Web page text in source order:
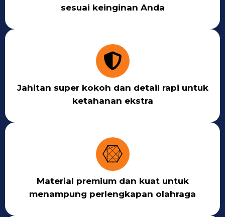
sesuai keinginan Anda
Jahitan super kokoh dan detail rapi untuk
ketahanan ekstra
Material premium dan kuat untuk
menampung perlengkapan olahraga